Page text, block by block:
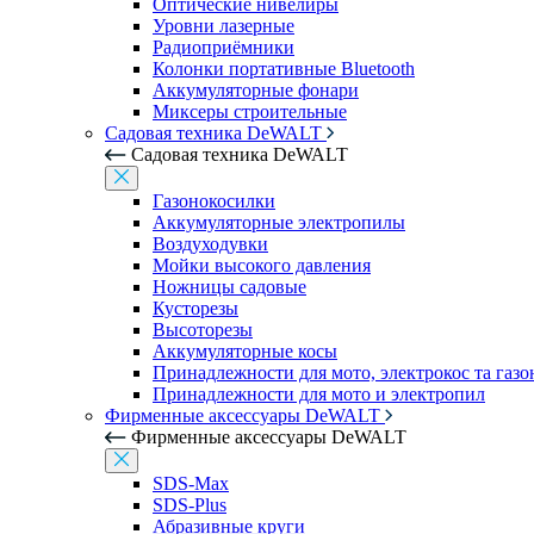
Оптические нивелиры
Уровни лазерные
Радиоприёмники
Колонки портативные Bluetooth
Аккумуляторные фонари
Миксеры строительные
Садовая техника DeWALT
Садовая техника DeWALT
Газонокосилки
Аккумуляторные электропилы
Воздуходувки
Мойки высокого давления
Ножницы садовые
Кусторезы
Высоторезы
Аккумуляторные косы
Принадлежности для мото, электрокос та
Принадлежности для мото и электропил
Фирменные аксессуары DeWALT
Фирменные аксессуары DeWALT
SDS-Max
SDS-Plus
Абразивные круги